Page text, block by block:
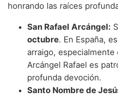
honrando las raíces
San Rafael Arcángel:
octubre. En España,
arraigo,
Arcángel Rafael es
profunda devoción.
Santo Nombre de